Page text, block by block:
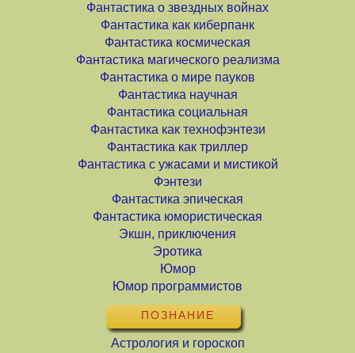
Фантастика о звездных войнах
Фантастика как киберпанк
Фантастика космическая
Фантастика магического реализма
Фантастика о мире пауков
Фантастика научная
Фантастика социальная
Фантастика как технофэнтези
Фантастика как триллер
Фантастика с ужасами и мистикой
Фэнтези
Фантастика эпическая
Фантастика юмористическая
Экшн, приключения
Эротика
Юмор
Юмор программистов
ПОЗНАНИЕ
Астрология и гороскоп